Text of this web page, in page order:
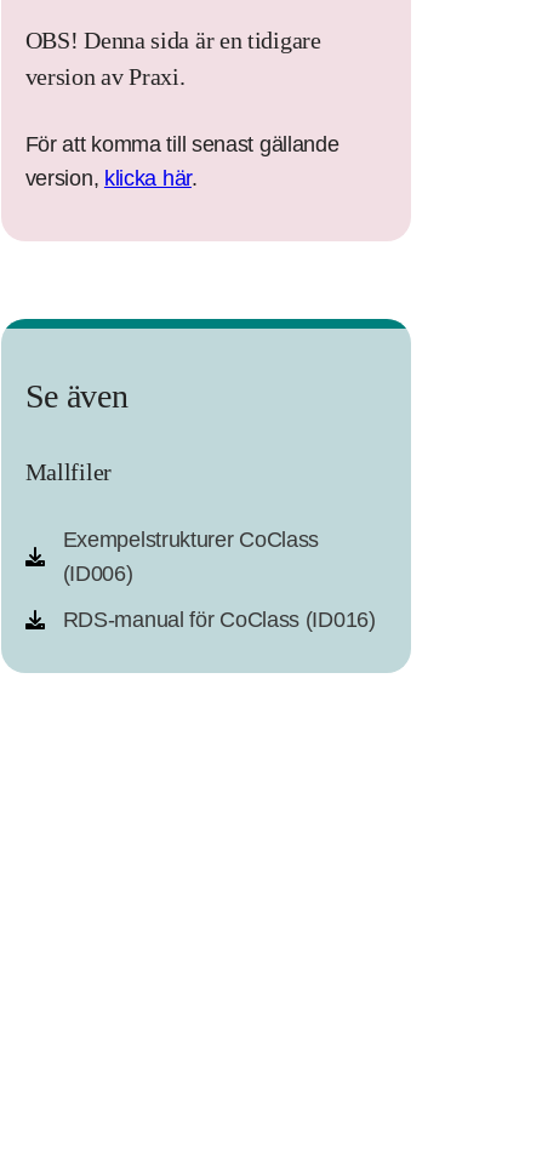
OBS! Denna sida är en tidigare
version av Praxi.
För att komma till senast gällande
version, klicka här.
Se även
Mallfiler
Exempelstrukturer CoClass
(ID006)
RDS-manual för CoClass (ID016)